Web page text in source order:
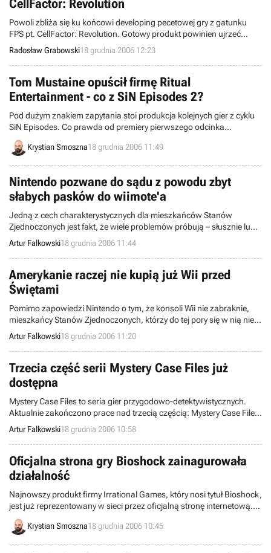
CellFactor: Revolution
Powoli zbliża się ku końcowi developing pecetowej gry z gatunku
FPS pt. CellFactor: Revolution. Gotowy produkt powinien ujrzeć
światło dzienne w ciągu najbliższych czterech miesięcy. Tymczasem
ekipa ze szwedzkiej firmy Tarsier Studios zapowiedziała, że pracuje
nad grą, bazującą na wspomnianym dziele studia Immersion
Games.
Radosław Grabowski18 grudnia 2006 12:23
Tom Mustaine opuścił firmę Ritual
Entertainment - co z SiN Episodes 2?
Pod dużym znakiem zapytania stoi produkcja kolejnych gier z cyklu
SiN Episodes. Co prawda od premiery pierwszego odcinka
najnowszych przygód Johna Blade’a minęło dopiero pół roku, ale
skomplikowana sytuacja w szeregach zespołu Ritual Entertainment
Krystian Smoszna18 grudnia 2006 11:49
Nintendo pozwane do sądu z powodu zbyt
słabych pasków do wiimote'a
Jedną z cech charakterystycznych dla mieszkańców Stanów
Zjednoczonych jest fakt, że wiele problemów próbują – słusznie lub
nie – rozwiązywać na drodze sądowej. Tym razem pozew otrzymało
Nintendo, a problemem były słabe paski do Wiimote’a.
Artur Falkowski18 grudnia 2006 11:44
Amerykanie raczej nie kupią już Wii przed
Świętami
Pomimo zapowiedzi Nintendo o tym, że konsoli Wii nie zabraknie,
mieszkańcy Stanów Zjednoczonych, którzy do tej pory się w nią nie
zaopatrzyli, a chcieliby nabyć ją jeszcze przed Świętami, będą mieli
poważny problem.
Artur Falkowski18 grudnia 2006 11:20
Trzecia część serii Mystery Case Files już
dostępna
Mystery Case Files to seria gier przygodowo-detektywistycznych.
Aktualnie zakończono prace nad trzecią częścią: Mystery Case Files:
Ravenhearst. Gracze wcielą się w niej w rolę inteligentnego i
sprytnego detektywa, który zajmuje się rozwiązaniem sprawy
tajemniczej angielskiej posiadłości Ravenhearst.
Artur Falkowski18 grudnia 2006 10:58
Oficjalna strona gry Bioshock zainagurowała
działalność
Najnowszy produkt firmy Irrational Games, który nosi tytuł Bioshock,
jest już reprezentowany w sieci przez oficjalną stronę internetową.
Niezwykle interesująco zrealizowana witryna (głównie pod
względem klimatu) pozwala uzyskać sporo wiadomości na temat
Krystian Smoszna18 grudnia 2006 10:45